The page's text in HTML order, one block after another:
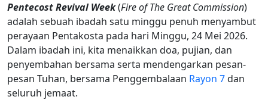
Pentecost Revival Week(Fire of The Great Commission)
adalah sebuah ibadah satu minggu penuh menyambut
perayaan Pentakosta pada hari Minggu, 24 Mei 2026.
Dalam ibadah ini, kita menaikkan doa, pujian, dan
penyembahan bersama serta mendengarkan pesan-
pesan Tuhan, bersama Penggembalaan Rayon 7dan
seluruh jemaat.